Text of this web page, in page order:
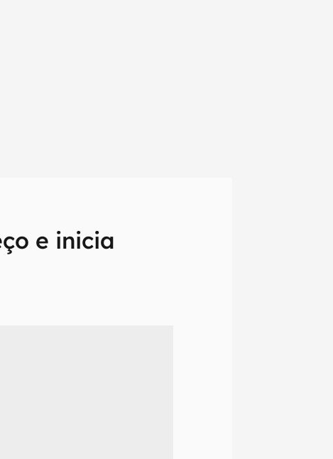
e inicia
em primeira